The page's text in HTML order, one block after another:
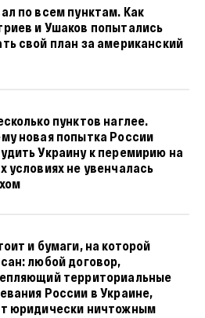
по всем пунктам. Как
и Ушаков попытались
свой план за американский
пунктов наглее.
новая попытка России
Украину к перемирию на
условиях не увенчалась
и бумаги, на которой
любой договор,
территориальные
России в Украине,
юридически ничтожным